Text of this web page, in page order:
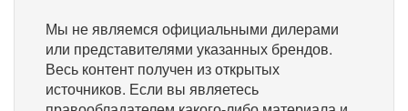
Мы не являемся официальными дилерами
или представителями указанных брендов.
Весь контент получен из открытых
источников. Если вы являетесь